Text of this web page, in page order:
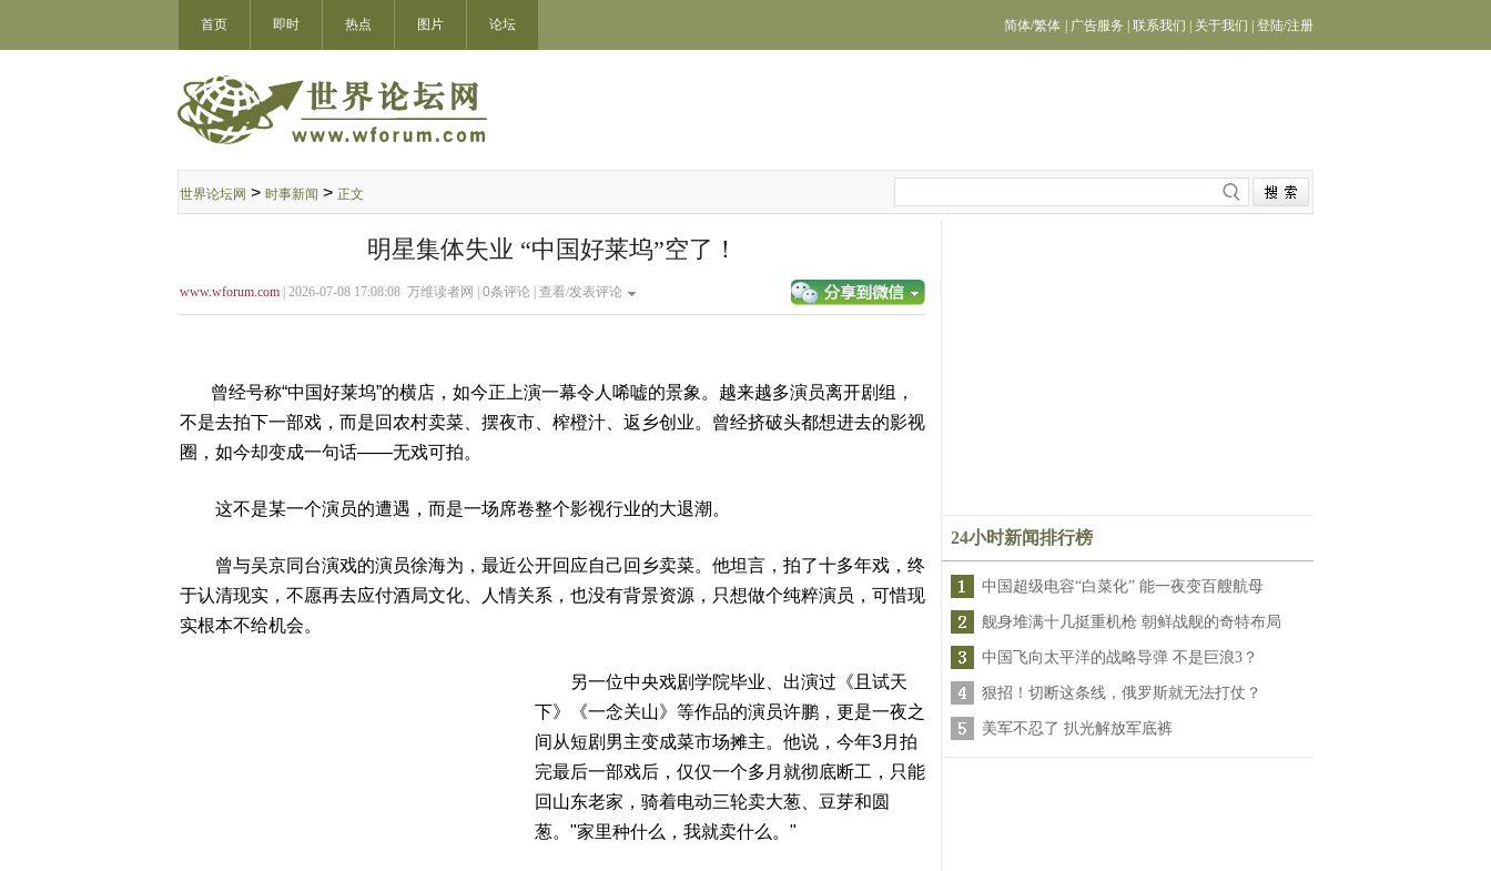
首页 即时 热点 图片 论坛 简体/繁体 广告服务 联系我们 关于我们 登陆/注册
世界论坛网 > 时事新闻 > 正文
明星集体失业 “中国好莱坞”空了！
www.wforum.com | 2026-07-08 17:08:08 万维读者网 | 0条评论 | 查看/发表评论
曾经号称“中国好莱坞”的横店，如今正上演一幕令人唏嘘的景象。越来越多演员离开剧组，
不是去拍下一部戏，而是回农村卖菜、摆夜市、榨橙汁、返乡创业。曾经挤破头都想进去的影视
圈，如今却变成一句话——无戏可拍。
这不是某一个演员的遭遇，而是一场席卷整个影视行业的大退潮。
曾与吴京同台演戏的演员徐海为，最近公开回应自己回乡卖菜。他坦言，拍了十多年戏，终
于认清现实，不愿再去应付酒局文化、人情关系，也没有背景资源，只想做个纯粹演员，可惜现
实根本不给机会。
另一位中央戏剧学院毕业、出演过《且试天
下》《一念关山》等作品的演员许鹏，更是一夜之
间从短剧男主变成菜市场摊主。他说，今年3月拍
完最后一部戏后，仅仅一个多月就彻底断工，只能
回山东老家，骑着电动三轮卖大葱、豆芽和圆
葱。"家里种什么，我就卖什么。"
24小时新闻排行榜
中国超级电容“白菜化” 能一夜变百艘航母
舰身堆满十几挺重机枪 朝鲜战舰的奇特布局
中国飞向太平洋的战略导弹 不是巨浪3？
狠招！切断这条线，俄罗斯就无法打仗？
美军不忍了 扒光解放军底裤